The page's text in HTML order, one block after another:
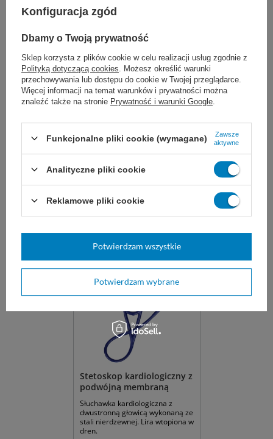
Stetoskop internistyczny z
Słuchawka internistyczna z
dwustronną głowicą ze stali
nierdzewnej. Lira wtopiona w
HS-30J L-H IC-44
105,00 zł
Ciśnieniomierz
Comfort bez zasilacza
Profesjonalny automatyczny
ciśnieniomierz OMRON M6,
mankiet 22-42. Zasilany z baterii.
469,80 zł
Stetoskop kardiologiczny z
podwójną membraną
Słuchawka kardiologiczna z
dwustronną głowicą wykonaną ze
stali nierdzewnej. Lira wtopiona w
dren.
Konfiguracja zgód
Dbamy o Twoją prywatność
Sklep korzysta z plików cookie w celu realizacji usług zgodnie z
Polityką dotyczącą cookies . Możesz określić warunki
przechowywania lub dostępu do cookie w Twojej przeglądarce.
Więcej informacji na temat warunków i prywatności można
znaleźć także na stronie Prywatność i warunki Google
Funkcjonalne pliki cookie (wymagane)
Zawsze
aktywne
Analityczne pliki cookie
Reklamowe pliki cookie
Potwierdzam wybrane
Potwierdzam wszystkie